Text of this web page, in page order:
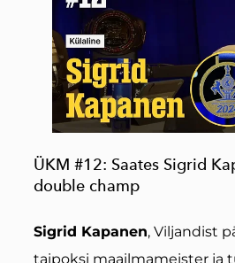
ÜKM #12: Saates Sigrid
double champ
Sigrid Kapanen, Viljandist
taipoksi maailmameister ja